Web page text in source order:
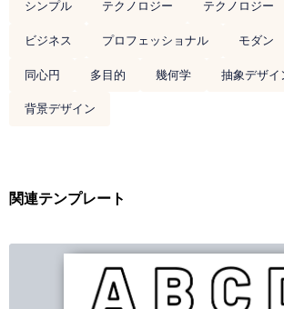
シンプル
テクノロジー テクノロジー
ビジネス
プロフェッショナル モダン
同心円
多目的 幾何学
抽象デザイ
背景デザイン
関連テンプレート